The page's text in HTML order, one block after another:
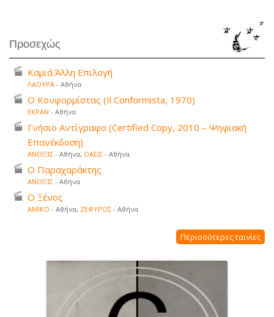
Προσεχώς
Καμιά Άλλη Επιλογή
ΛΑΟΥΡΑ - Αθήνα
Ο Κονφορμίστας (Il Conformista, 1970)
ΕΚΡΑΝ - Αθήνα
Γνήσιο Αντίγραφο (Certified Copy, 2010 – Ψηφιακή
Επανέκδοση)
ΑΝΟΙΞΙΣ - Αθήνα, ΟΑΣΙΣ - Αθήνα
Ο Παραχαράκτης
ΑΝΟΙΞΙΣ - Αθήνα
Ο Ξένος
ΑΜΙΚΟ - Αθήνα, ΖΕΦΥΡΟΣ - Αθήνα
Περισσότερες ταινίες